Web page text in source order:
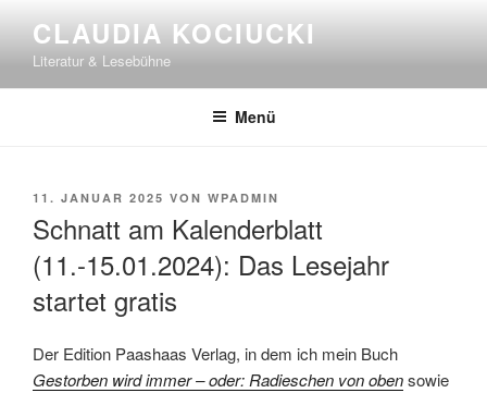
Inhalt
springen
CLAUDIA KOCIUCKI
Literatur & Lesebühne
Menü
VERÖFFENTLICHT
11. JANUAR 2025 VON WPADMIN
Schnatt am Kalenderblatt
(11.-15.01.2024): Das Lesejahr
startet gratis
Der Edition Paashaas Verlag, in dem ich mein Buch
Gestorben wird immer – oder: Radieschen von obensowie